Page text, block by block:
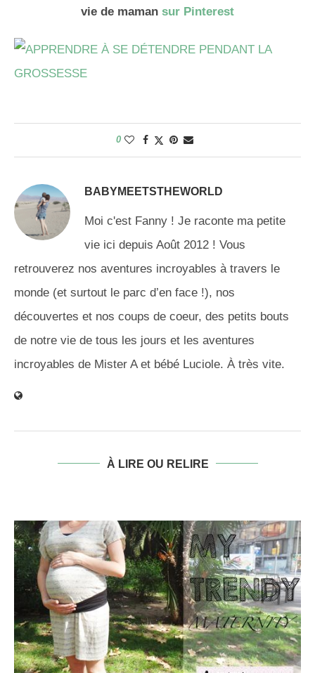
vie de maman sur Pinterest
0
BABYMEETSTHEWORLD
Moi c'est Fanny ! Je raconte ma petite
vie ici depuis Août 2012 ! Vous
retrouverez nos aventures incroyables à travers le
monde (et surtout le parc d’en face !), nos
découvertes et nos coups de coeur, des petits bouts
de notre vie de tous les jours et les aventures
incroyables de Mister A et bébé Luciole. À très vite.
À LIRE OU RELIRE